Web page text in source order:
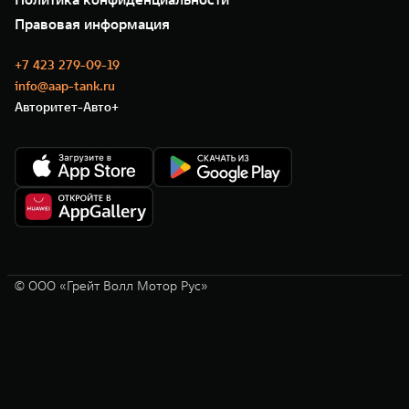
Нулевое ТО
Моторные масла
GWM ТЕХ ДЕНЬ
Новости
Правовая информация
+7 423 279-09-19
info@aap-tank.ru
Авторитет-Авто+
© ООО «Грейт Волл Мотор Рус»